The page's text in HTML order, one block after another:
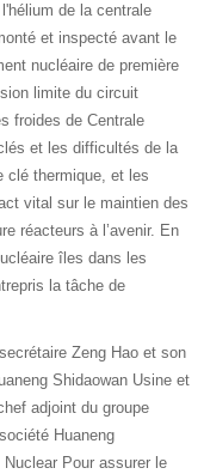
de la centrale
et inspecté avant le
nucléaire de première
limite du circuit
froides de Centrale
et les difficultés de la
clé thermique, et les
vital sur le maintien des
réacteurs à l’avenir. En
îles dans les
la tâche de
Zeng Hao et son
Shidaowan Usine et
adjoint du groupe
Huaneng
Pour assurer le